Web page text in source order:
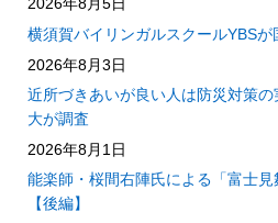
2026年8月5日
横須賀バイリンガルスクールYBS
2026年8月3日
近所づきあいが良い人は防災対策
大が調査
2026年8月1日
能楽師・桜間右陣氏による「富士
【後編】